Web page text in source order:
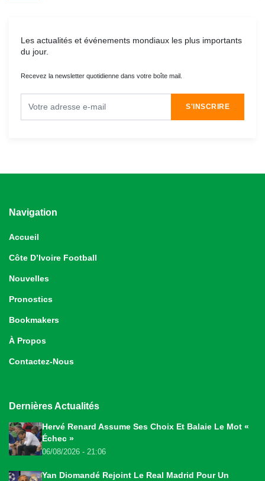
Les actualités et événements mondiaux les plus importants
du jour.
Recevez la newsletter quotidienne dans votre boîte mail.
S'INSCRIRE
Navigation
Accueil
Côte D’Ivoire Football
Nouvelles
Pronostics
Bookmakers
À Propos
Contactez-Nous
Dernières Actualités
Hervé Renard Assume Ses Choix Et Balaie Le Mot «
Échec »
06/08/2026 - 21:06
Yan Diomandé Rejoint Le Real Madrid Pour Un